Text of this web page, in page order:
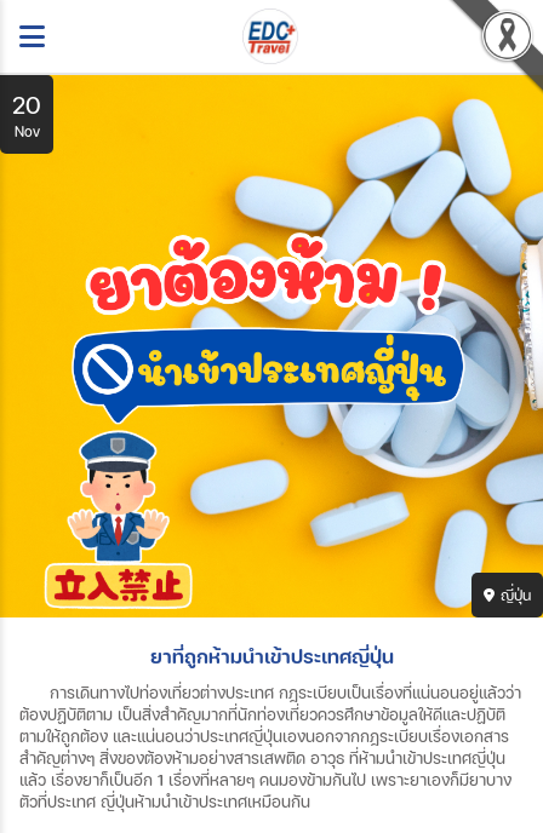
20
Nov
ญี่ปุ่น
ยาที่ถูกห้ามนำเข้าประเทศญี่ปุ่น
การเดินทางไปท่องเที่ยวต่างประเทศ กฎระเบียบเป็นเรื่องที่แน่นอนอยู่แล้วว่า
ต้องปฏิบัติตาม เป็นสิ่งสำคัญมากที่นักท่องเที่ยวควรศึกษาข้อมูลให้ดีและปฏิบัติ
ตามให้ถูกต้อง และแน่นอนว่าประเทศญี่ปุ่นเองนอกจากกฎระเบียบเรื่องเอกสาร
สำคัญต่างๆ สิ่งของต้องห้ามอย่างสารเสพติด อาวุธ ที่ห้ามนำเข้าประเทศญี่ปุ่น
แล้ว เรื่องยาก็เป็นอีก 1 เรื่องที่หลายๆ คนมองข้ามกันไป เพราะยาเองก็มียาบาง
ตัวที่ประเทศ ญี่ปุ่นห้ามนำเข้าประเทศเหมือนกัน